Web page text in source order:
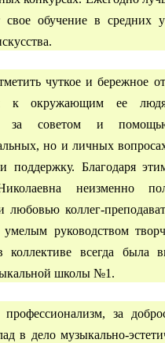
свое обучение в средних
чуткое и бережное
к окружающим ее
за советом и
но и личных
поддержку. Благодаря
неизменно
любовью коллег-
руководством
коллективе всегда была
школы №1.
за
в дело музыкально-